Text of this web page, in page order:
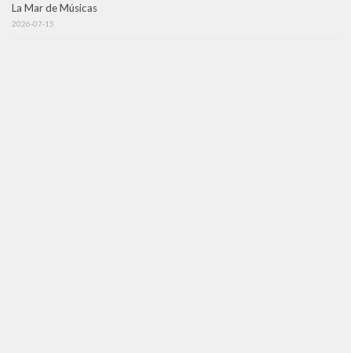
La Mar de Músicas
2026-07-15